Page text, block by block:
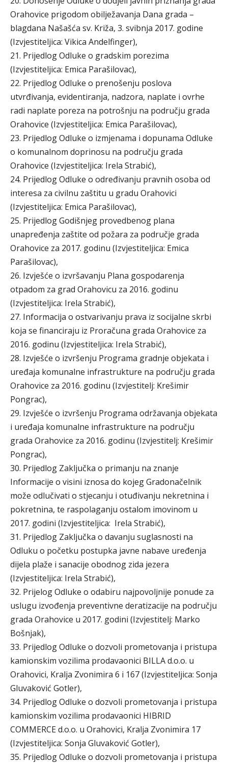
Orahovice prigodom obilježavanja Dana grada –
blagdana Našašća sv. Križa, 3. svibnja 2017. godine
(Izvjestiteljica: Vikica Andelfinger),
21. Prijedlog Odluke o gradskim porezima
(Izvjestiteljica: Emica Parašilovac),
22. Prijedlog Odluke o prenošenju poslova
utvrđivanja, evidentiranja, nadzora, naplate i ovrhe
radi naplate poreza na potrošnju na području grada
Orahovice (Izvjestiteljica: Emica Parašilovac),
23. Prijedlog Odluke o izmjenama i dopunama Odluke
o komunalnom doprinosu na području grada
Orahovice (Izvjestiteljica: Irela Strabić),
24. Prijedlog Odluke o određivanju pravnih osoba od
interesa za civilnu zaštitu u gradu Orahovici
(Izvjestiteljica: Emica Parašilovac),
25. Prijedlog Godišnjeg provedbenog plana
unapređenja zaštite od požara za područje grada
Orahovice za 2017. godinu (Izvjestiteljica: Emica
Parašilovac),
26. Izvješće o izvršavanju Plana gospodarenja
otpadom za grad Orahovicu za 2016. godinu
(Izvjestiteljica: Irela Strabić),
27. Informacija o ostvarivanju prava iz socijalne skrbi
koja se financiraju iz Proračuna grada Orahovice za
2016. godinu (Izvjestiteljica: Irela Strabić),
28. Izvješće o izvršenju Programa gradnje objekata i
uređaja komunalne infrastrukture na području grada
Orahovice za 2016. godinu (Izvjestitelj: Krešimir
Pongrac),
29. Izvješće o izvršenju Programa održavanja objekata
i uređaja komunalne infrastrukture na području
grada Orahovice za 2016. godinu (Izvjestitelj: Krešimir
Pongrac),
30. Prijedlog Zaključka o primanju na znanje
Informacije o visini iznosa do kojeg Gradonačelnik
može odlučivati o stjecanju i otuđivanju nekretnina i
pokretnina, te raspolaganju ostalom imovinom u
2017. godini (Izvjestiteljica: Irela Strabić),
31. Prijedlog Zaključka o davanju suglasnosti na
Odluku o početku postupka javne nabave uređenja
dijela plaže i sanacije obodnog zida jezera
(Izvjestiteljica: Irela Strabić),
32. Prijelog Odluke o odabiru najpovoljnije ponude za
uslugu izvođenja preventivne deratizacije na području
grada Orahovice u 2017. godini (Izvjestitelj: Marko
Bošnjak),
33. Prijedlog Odluke o dozvoli prometovanja i pristupa
kamionskim vozilima prodavaonici BILLA d.o.o. u
Orahovici, Kralja Zvonimira 6 i 167 (Izvjestiteljica: Sonja
Gluvaković Gotler),
34. Prijedlog Odluke o dozvoli prometovanja i pristupa
kamionskim vozilima prodavaonici HIBRID
COMMERCE d.o.o. u Orahovici, Kralja Zvonimira 17
(Izvjestiteljica: Sonja Gluvaković Gotler),
35. Prijedlog Odluke o dozvoli prometovanja i pristupa